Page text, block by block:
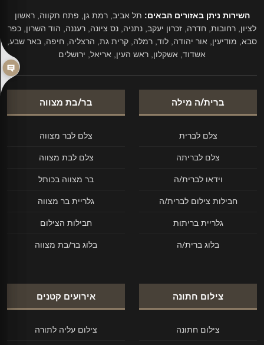
השירות ניתן באזורים הבאים: תל אביב, רמת גן, פתח תקווה, ראשון
לציון, רחובות, חדרה, זכרון יעקב, נתניה, נס ציונה, רעננה, הוד השרון, כפר
סבא, מודיעין, אור יהודה, לוד, רמלה, קרית גת, הרצליה, חיפה, באר שבע,
אשדוד, אשקלון, ראש העין, אריאל, ירושלים
ברית/ה מילה
צלם לברית
צלם לבריתה
וידאו לברית/ה
חבילות צילום לברית/ה
גלריית בריתות
בלוג ברית/ה
בר/בת מצווה
צלם לבר מצווה
צלם לבת מצווה
בר מצווה בכותל
גלריית בר מצווה
חבילות הצילום
בלוג בר/בת מצווה
צילום חתונה
צילום חתונה
אירועים קטנים
צילום עליה לתורה